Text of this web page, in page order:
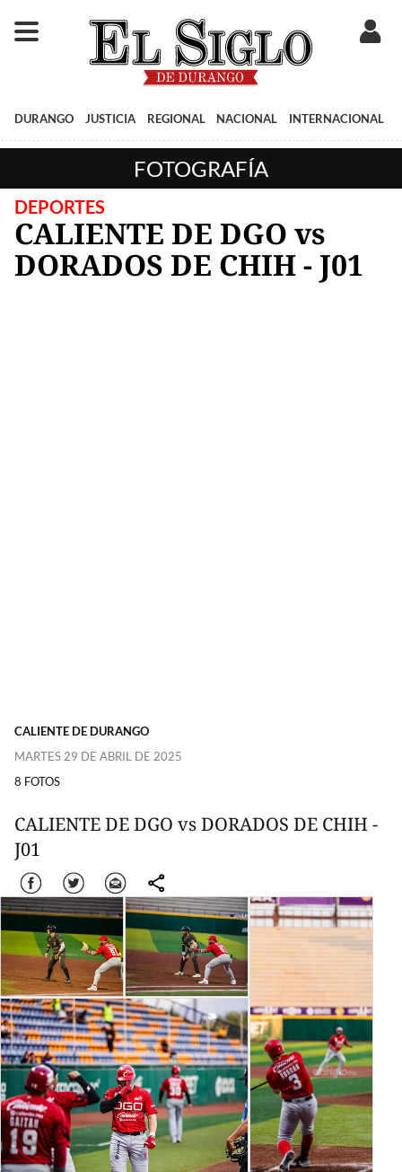
DURANGO JUSTICIA REGIONAL NACIONAL INTERNACIONAL
FOTOGRAFÍA
DEPORTES
CALIENTE DE DGO vs
DORADOS DE CHIH - J01
CALIENTE DE DURANGO
MARTES 29 DE ABRIL DE 2025
8 FOTOS
CALIENTE DE DGO vs DORADOS DE CHIH -
J01
Facebook Twitter Correo comparte